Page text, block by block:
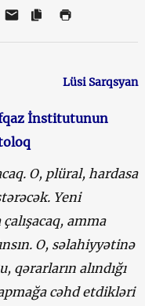
Lüsi Sarqsyan
İnstitutunun
O, plüral, hardasa
Yeni
amma
O, səlahiyyətinə
qərarların alındığı
cəhd etdikləri